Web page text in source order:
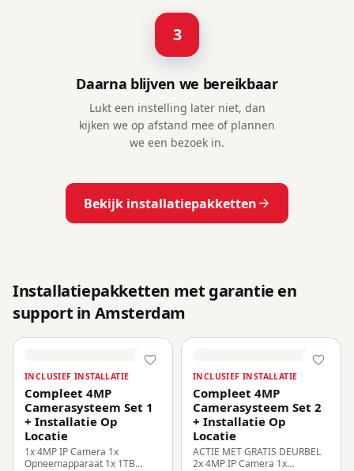
3
Daarna blijven we bereikbaar
Lukt een instelling later niet, dan
kijken we op afstand mee of plannen
we een bezoek in.
Bekijk installatiepakketten
Installatiepakketten met garantie en
support in Amsterdam
INCLUSIEF INSTALLATIE
Compleet 4MP
Camerasysteem Set 1
+ Installatie Op
Locatie
1x 4MP IP Camera 1x
Opneemapparaat 1x 1TB
INCLUSIEF INSTALLATIE
Compleet 4MP
Camerasysteem Set 2
+ Installatie Op
Locatie
ACTIE MET GRATIS DEURBEL
2x 4MP IP Camera 1x